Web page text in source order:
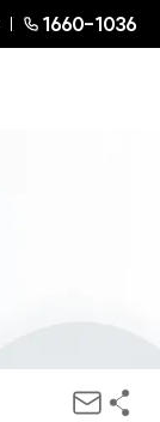
1660-1036